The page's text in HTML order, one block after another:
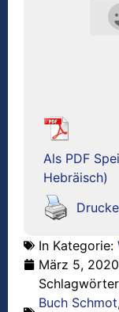
Als PDF
Hebräisch)
In Kategorie:
März 5,
Buch Schmot